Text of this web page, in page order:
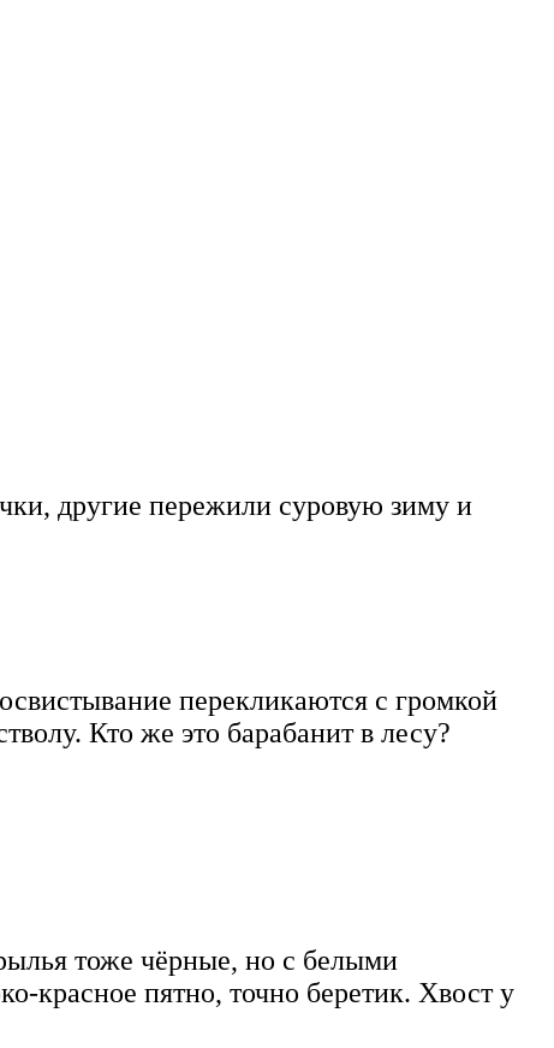
другие пережили суровую зиму и
перекликаются с громкой
Кто же это барабанит в лесу?
тоже чёрные, но с белыми
красное пятно, точно беретик. Хвост у